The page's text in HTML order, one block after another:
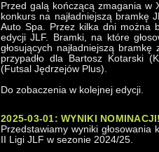
Przed galą kończącą zmagania w
konkurs na najładniejszą bramkę
Auto Spa. Przez kilka dni można
edycji JLF. Bramki, na które
głosujących najładniejszą
przypadło dla Bartosz Kotarski
(Futsal Jędrzejów Plus).
Do zobaczenia w kolejnej edycji.
2025-03-01: WYNIKI
Przedstawiamy wyniki
II Ligi JLF w sezonie 2024/25.